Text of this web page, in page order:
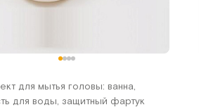
для мытья головы: ванна,
для воды, защитный фартук